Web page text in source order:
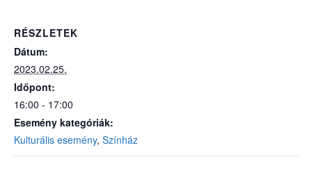
RÉSZLETEK
Dátum:
2023.02.25.
Időpont:
16:00 - 17:00
Esemény kategóriák:
Kulturális esemény, Színház